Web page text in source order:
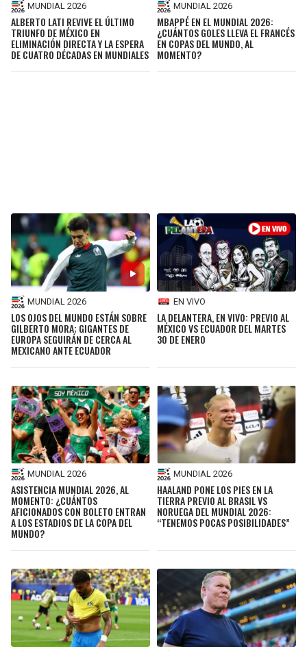
MUNDIAL 2026
ALBERTO LATI REVIVE EL ÚLTIMO
TRIUNFO DE MÉXICO EN
ELIMINACIÓN DIRECTA Y LA ESPERA
DE CUATRO DÉCADAS EN MUNDIALES
MUNDIAL 2026
MBAPPÉ EN EL MUNDIAL 2026:
¿CUÁNTOS GOLES LLEVA EL FRANCÉS
EN COPAS DEL MUNDO, AL
MOMENTO?
MUNDIAL 2026
LOS OJOS DEL MUNDO ESTÁN SOBRE
GILBERTO MORA; GIGANTES DE
EUROPA SEGUIRÁN DE CERCA AL
MEXICANO ANTE ECUADOR
EN VIVO
LA DELANTERA, EN VIVO: PREVIO AL
MÉXICO VS ECUADOR DEL MARTES
30 DE ENERO
MUNDIAL 2026
ASISTENCIA MUNDIAL 2026, AL
MOMENTO: ¿CUÁNTOS
AFICIONADOS CON BOLETO ENTRAN
A LOS ESTADIOS DE LA COPA DEL
MUNDO?
MUNDIAL 2026
HAALAND PONE LOS PIES EN LA
TIERRA PREVIO AL BRASIL VS
NORUEGA DEL MUNDIAL 2026:
“TENEMOS POCAS POSIBILIDADES”